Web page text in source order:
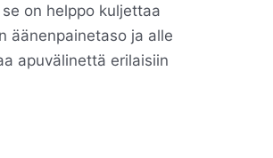
on helppo kuljettaa
äänenpainetaso ja alle
apuvälinettä erilaisiin